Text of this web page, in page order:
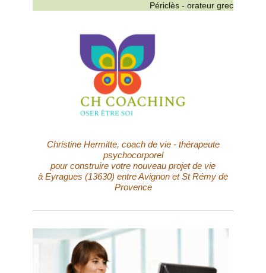
Périclès - orateur grec
Christine Hermitte, coach de vie - thérapeute
psychocorporel
pour construire votre nouveau projet de vie
à Eyragues (13630) entre Avignon et St Rémy de
Provence